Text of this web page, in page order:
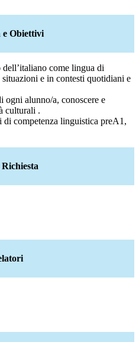
e Obiettivi
come lingua di
e in contesti quotidiani e
ogni alunno/a, conoscere e
culturali .
competenza linguistica preA1,